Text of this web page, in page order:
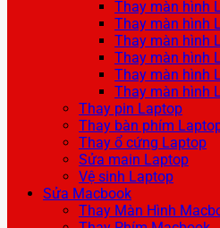
Thay màn hình
Thay màn hình
Thay màn hình
Thay màn hình
Thay màn hình
Thay màn hình
Thay pin Laptop
Thay bàn phím
Thay ổ cứng Laptop
Sửa main Laptop
Vệ sinh Laptop
Sửa Macbook
Thay Màn Hình